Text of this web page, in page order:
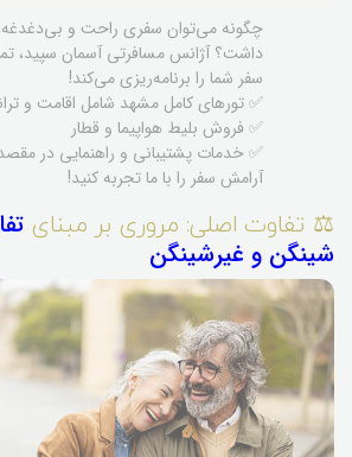
چگونه می‌توان سفری راحت و
داشت؟ آژانس مسافرتی آسمان سپید،
سفر شما را برنامه‌ریزی می‌کند!
✅ تورهای کامل مشهد شامل اقامت و
✅ فروش بلیط هواپیما و قطار
✅ خدمات پشتیبانی و راهنمایی در
آرامش سفر را با ما تجربه کنید!
⚖️ تفاوت اصلی: مروری بر مبنای
شینگن و غیرشینگن